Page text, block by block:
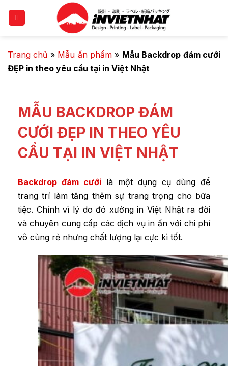
Trang chủ » Mẫu ấn phẩm » Mẫu Backdrop đám cưới
ĐẸP in theo yêu cầu tại in Việt Nhật
MẪU BACKDROP ĐÁM
CƯỚI ĐẸP IN THEO YÊU
CẦU TẠI IN VIỆT NHẬT
Backdrop đám cưới là một dụng cụ dùng để
trang trí làm tăng thêm sự trang trọng cho bữa
tiệc. Chính vì lý do đó xưởng in Việt Nhật ra đời
và chuyên cung cấp các dịch vụ in ấn với chi phí
vô cùng rẻ nhưng chất lượng lại cực kì tốt.